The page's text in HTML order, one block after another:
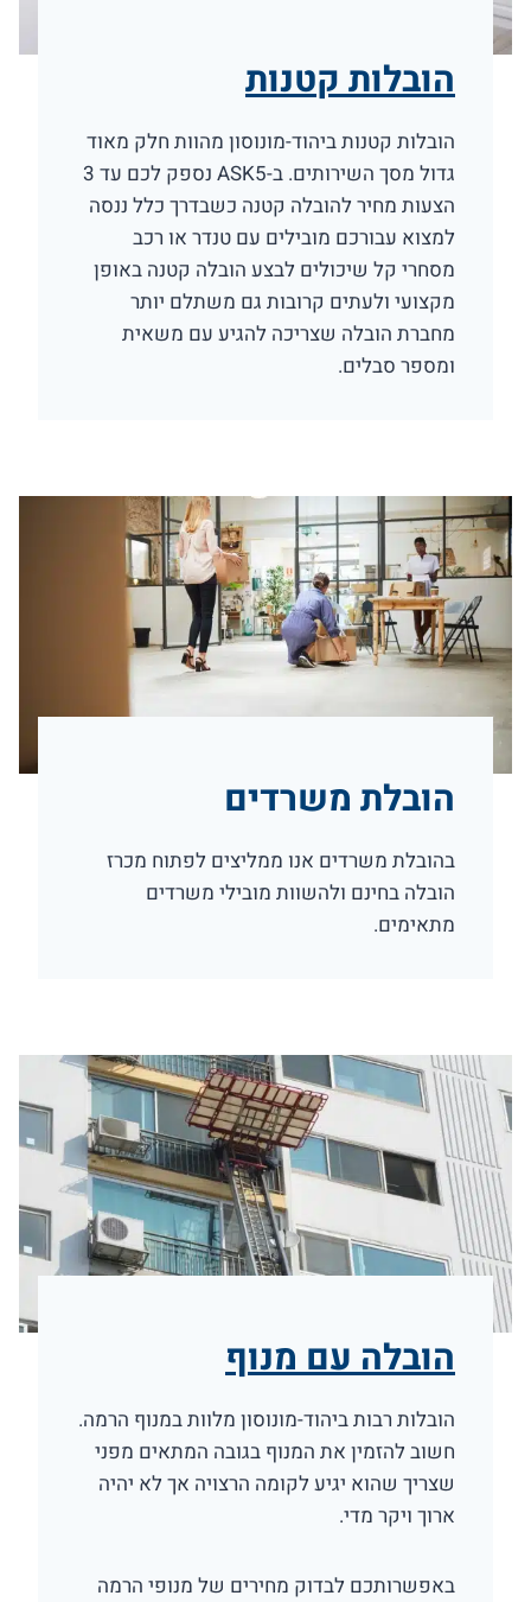
הובלות קטנות
הובלות קטנות ביהוד-מונוסון מהוות חלק מאוד
גדול מסך השירותים. ב-ASK5 נספק לכם עד 3
הצעות מחיר להובלה קטנה כשבדרך כלל ננסה
למצוא עבורכם מובילים עם טנדר או רכב
מסחרי קל שיכולים לבצע הובלה קטנה באופן
מקצועי ולעתים קרובות גם משתלם יותר
מחברת הובלה שצריכה להגיע עם משאית
ומספר סבלים.
הובלת משרדים
בהובלת משרדים אנו ממליצים לפתוח מכרז
הובלה בחינם ולהשוות מובילי משרדים
מתאימים.
הובלה עם מנוף
הובלות רבות ביהוד-מונוסון מלוות במנוף הרמה.
חשוב להזמין את המנוף בגובה המתאים מפני
שצריך שהוא יגיע לקומה הרצויה אך לא יהיה
ארוך ויקר מדי.
באפשרותכם לבדוק מחירים של מנופי הרמה